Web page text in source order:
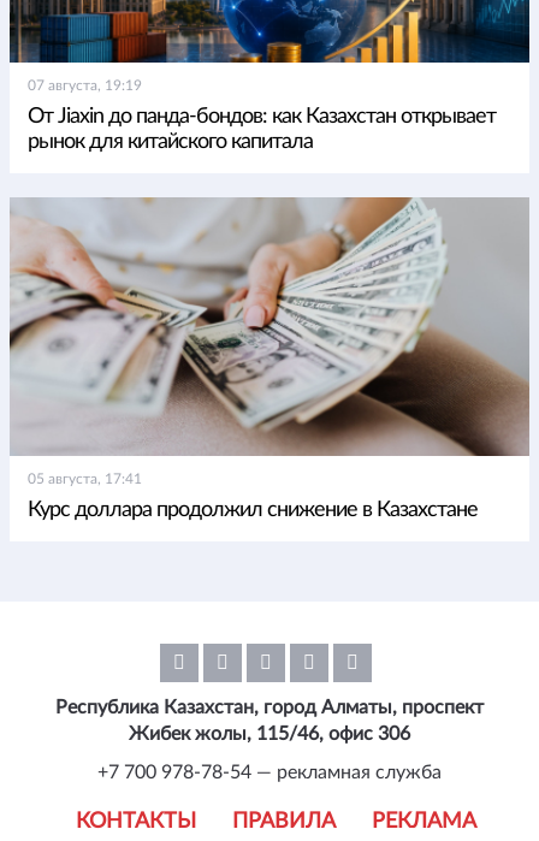
07 августа, 19:19
От Jiaxin до панда-бондов: как Казахстан открывает
рынок для китайского капитала
05 августа, 17:41
Курс доллара продолжил снижение в Казахстане
КОНТАКТЫ ПРАВИЛА РЕКЛАМА
Республика Казахстан, город Алматы, проспект
Жибек жолы, 115/46, офис 306
+7 700 978-78-54 — рекламная служба